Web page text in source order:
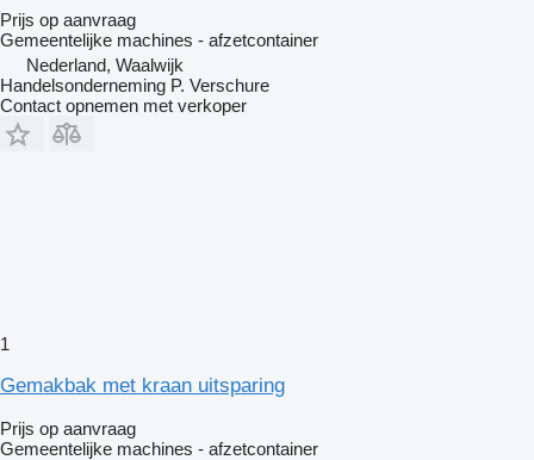
Prijs op aanvraag
Gemeentelijke machines - afzetcontainer
Nederland, Waalwijk
Handelsonderneming P. Verschure
Contact opnemen met verkoper
1
Gemakbak met kraan uitsparing
Prijs op aanvraag
Gemeentelijke machines - afzetcontainer